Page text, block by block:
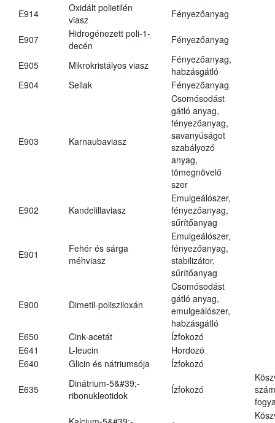
E914
Oxidált polietilén
viasz
Fényezőanyag
E907
Hidrogénezett poli-1-
decén
Fényezőanyag
E905 Mikrokristályos viasz
Fényezőanyag,
habzásgátló
E904
Sellak Fényezőanyag
E903 Karnaubaviasz
Csomósodást
gátló anyag,
fényezőanyag,
savanyúságot
szabályozó
anyag,
tömegnövelő
szer
E902 Kandelillaviasz
Emulgeálószer,
fényezőanyag,
sűrítőanyag
E901
Fehér és sárga
méhviasz
Emulgeálószer,
fényezőanyag,
stabilizátor,
sűrítőanyag
E900 Dimetil-polisziloxán
Csomósodást
gátló anyag,
emulgeálószer,
habzásgátló
E650
Cink-acetát
Ízfokozó
E641
L-leucin
Hordozó
E640
Glicin és nátriumsója Ízfokozó
E635
Dinátrium-5&#39;-
ribonukleotidok
Ízfokozó